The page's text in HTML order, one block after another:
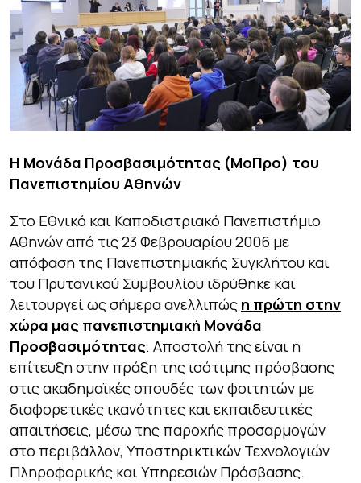
Η Μονάδα Προσβασιμότητας (ΜοΠρο) του
Πανεπιστημίου Αθηνών
Στο Εθνικό και Καποδιστριακό Πανεπιστήμιο
Αθηνών από τις 23 Φεβρουαρίου 2006 με
απόφαση της Πανεπιστημιακής Συγκλήτου και
του Πρυτανικού Συμβουλίου ιδρύθηκε και
λειτουργεί ως σήμερα ανελλιπώς η πρώτη στην
χώρα μας πανεπιστημιακή Μονάδα
Προσβασιμότητας. Αποστολή της είναι η
επίτευξη στην πράξη της ισότιμης πρόσβασης
στις ακαδημαϊκές σπουδές των φοιτητών με
διαφορετικές ικανότητες και εκπαιδευτικές
απαιτήσεις, μέσω της παροχής προσαρμογών
στο περιβάλλον, Υποστηρικτικών Τεχνολογιών
Πληροφορικής και Υπηρεσιών Πρόσβασης.